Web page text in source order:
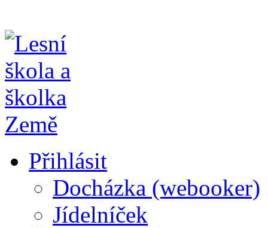
Přihlásit
Docházka (webooker)
Jídelníček